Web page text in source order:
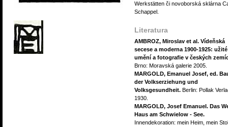
Werkstätten či novoborská sklárna
Schappel.
Literatura
AMBROZ, Miroslav et al. Vídeňská
secese a moderna 1900-1925: užité
umění a fotografie v českých
Brno: Moravská galerie 2005.
MARGOLD, Emanuel Josef, ed.
der Volkserziehung und
Volksgesundheit. Berlin: Pollak
1930.
MARGOLD, Josef Emanuel. Das
Haus am Schwielow - See.
Innendekoration: mein Heim, mein